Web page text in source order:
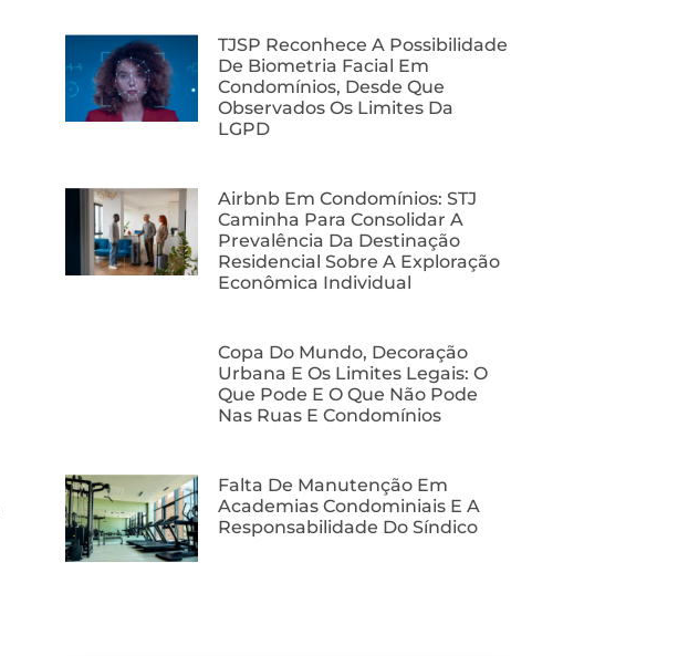
TJSP Reconhece A Possibilidade
De Biometria Facial Em
Condomínios, Desde Que
Observados Os Limites Da
LGPD
Airbnb Em Condomínios: STJ
Caminha Para Consolidar A
Prevalência Da Destinação
Residencial Sobre A Exploração
Econômica Individual
Copa Do Mundo, Decoração
Urbana E Os Limites Legais: O
Que Pode E O Que Não Pode
Nas Ruas E Condomínios
Falta De Manutenção Em
Academias Condominiais E A
Responsabilidade Do Síndico